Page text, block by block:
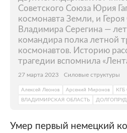
Советского Союза Юрия
космонавта Земли, и
Владимира Серегина —
командира полка летной
космонавтов. Историю
трагедии вспомнила
27 марта 2023 Силовые структуры
Алексей Леонов Арсений Миронов КГБ
ВЛАДИМИРСКАЯ ОБЛАСТЬ
Умер первый немецкий